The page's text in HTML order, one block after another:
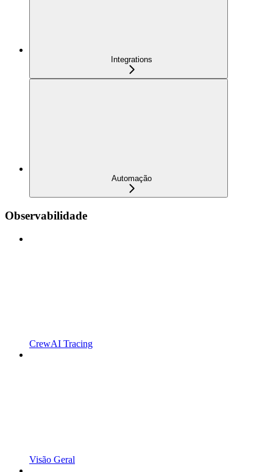
Integrations
Automação
Observabilidade
CrewAI Tracing
Visão Geral